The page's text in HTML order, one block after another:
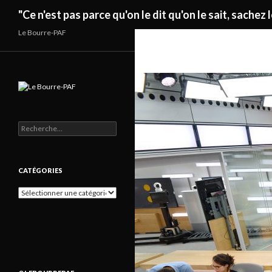
"Ce n'est pas parce qu'on le dit qu'on le sait, sachez
Le Bourre-PAF
Rechercher :
CATÉGORIES
Catégories